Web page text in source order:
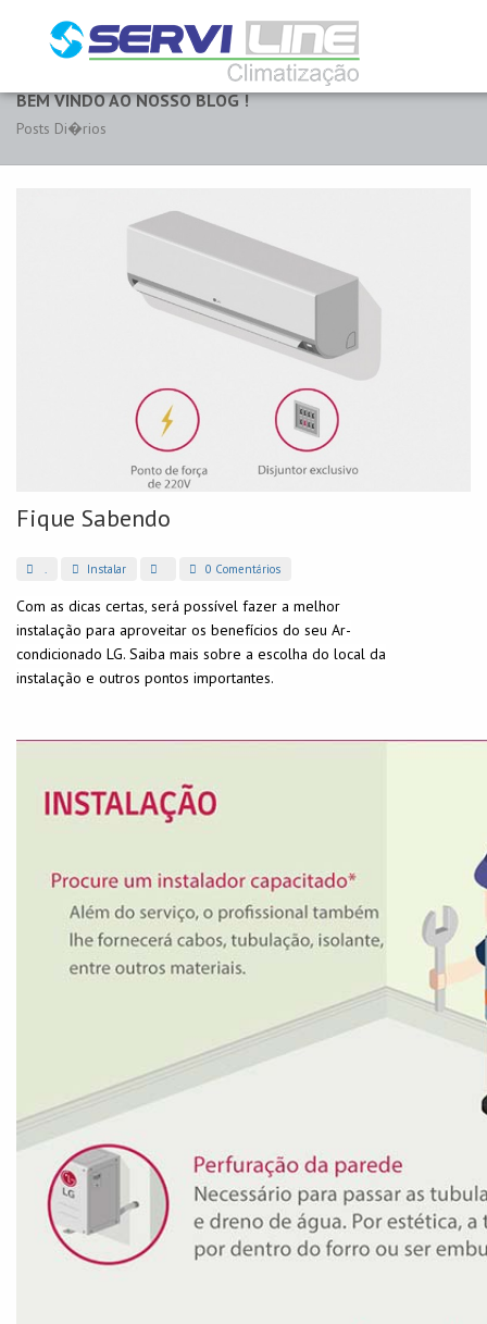
BEM VINDO AO NOSSO BLOG !
Posts Di�rios
Fique Sabendo
. Instalar 0 Comentários
Com as dicas certas, será possível fazer a melhor
instalação para aproveitar os benefícios do seu Ar-
condicionado LG. Saiba mais sobre a escolha do local da
instalação e outros pontos importantes.